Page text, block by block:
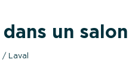
un salon
/ Laval